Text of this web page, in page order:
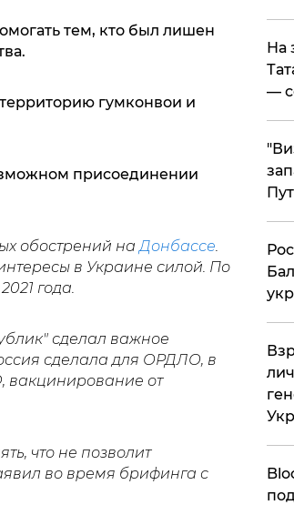
тем, кто был лишен
гумконвои и
присоединении
обострений наДонбассе.
в Украине силой. По
года.
сделал важное
сделала для ОРДЛО, в
вакцинирование от
что не позволит
во время брифинга с
На
—